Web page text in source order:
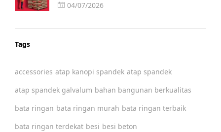
04/07/2026
Tags
accessories atap kanopi spandek atap spandek
atap spandek galvalum bahan bangunan berkualitas
bata ringan bata ringan murah bata ringan terbaik
bata ringan terdekat besi besi beton